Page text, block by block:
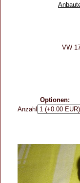
VW
Optionen:
Anzahl